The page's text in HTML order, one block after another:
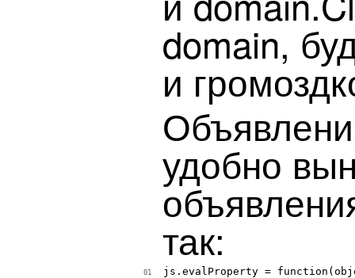
domain,
и
удобно
так:
01
js.evalProperty =